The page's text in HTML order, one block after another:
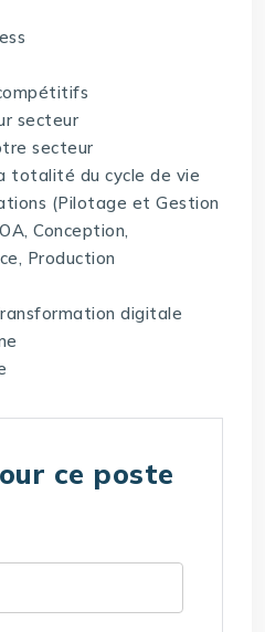
secteur
secteur
totalité du cycle de vie
(Pilotage et Gestion
Conception,
Production
digitale
ce poste